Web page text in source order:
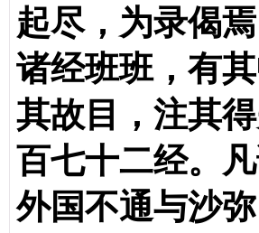
起尽，为录偈
诸经班班，有
其故目，注其
百七十二经。
外国不通与沙